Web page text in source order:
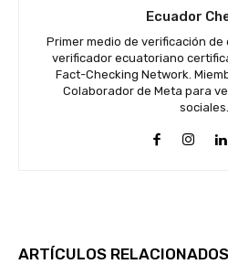
Ecuador
Primer medio de verificación de
verificador ecuatoriano
Fact-Checking Network.
Colaborador de Meta para
sociales.
ARTÍCULOS RELACIONADOS